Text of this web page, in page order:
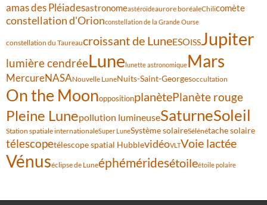
amas des Pléiadesastronomeastéroïdeaurore boréaleChilicomète
constellation d'Orionconstellation de la Grande Ourse
constellation du Taureaucroissant de LuneESOISSJupiter
lumière cendréeLunelunette astronomiqueMars
MercureNASANouvelle LuneNuits-Saint-Georgesoccultation
On the MoonoppositionplanètePlanète rouge
Pleine Lunepollution lumineuseSaturneSoleil
Station spatiale internationaleSuper LuneSystème solaireSélénétache solaire
télescopetélescope spatial HubblevidéoVLTVoie lactée
Vénuséclipse de Luneéphéméridesétoileétoile polaire